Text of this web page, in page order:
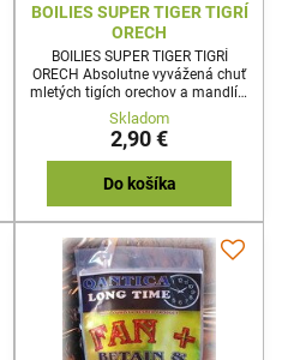
BOILIES SUPER TIGER TIGRÍ
ORECH
BOILIES SUPER TIGER TIGRÍ
ORECH Absolutne vyvážená chuť
mletých tigích orechov a mandlí s
arašidami.Posunuli sme
dokonalosť tigrieho orecha, ktorý
kapry milujú,úplne na novú
úroveň.Skombinovali sme ho s
perfektnou chuťou ďalších
kapry mali ešteväčší apetít a
dôveru v ponúknutú
nástrahu.150g 20mm
Skladom
2,90 €
Do košíka